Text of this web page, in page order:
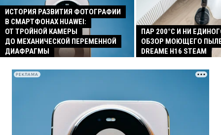
ИСТОРИЯ РАЗВИТИЯ ФОТОГРАФИИ
В СМАРТФОНАХ HUAWEI:
ОТ ТРОЙНОЙ КАМЕРЫ
ДО МЕХАНИЧЕСКОЙ ПЕРЕМЕННОЙ
ДИАФРАГМЫ
ПАР 200°C И НИ
ОБЗОР МОЮЩЕГО
DREAME H16 STEAM
РЕКЛАМА